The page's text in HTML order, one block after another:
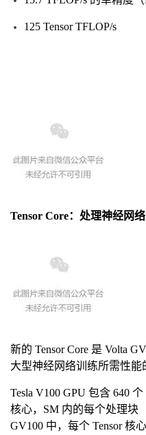
125 Tensor TFLOP/s
Tensor Core：处理神经网
新的 Tensor Core 是 Volta
大型神经网络训练所需性能
Tesla V100 GPU 包含 640
核心，SM 内的每个处理块
GV100 中，每个 Tensor 核